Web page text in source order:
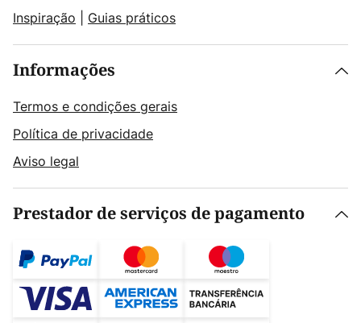
Inspiração
Guias práticos
Informações
Termos e condições gerais
Política de privacidade
Aviso legal
Prestador de serviços de pagamento